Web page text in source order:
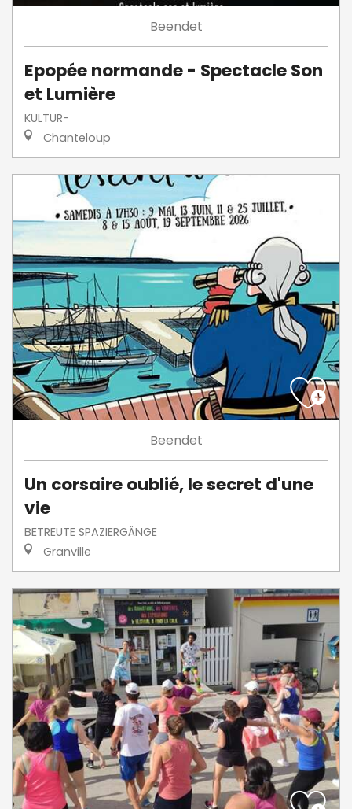
Beendet
Epopée normande - Spectacle Son
et Lumière
KULTUR-
Chanteloup
Beendet
Un corsaire oublié, le secret d'une
vie
BETREUTE SPAZIERGÄNGE
Granville